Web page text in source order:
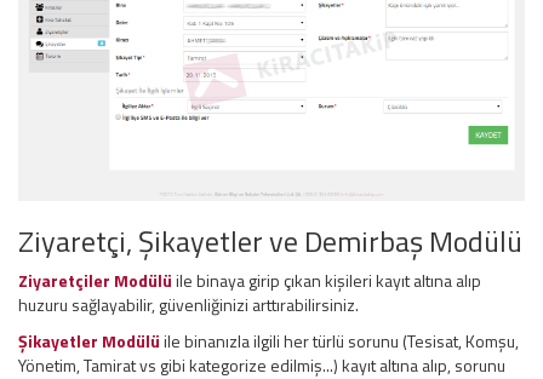
Ziyaretçi, Şikayetler ve Demirbaş Modülü
Ziyaretçiler Modülüile binaya girip çıkan kişileri kayıt altına alıp
huzuru sağlayabilir, güvenliğinizi arttırabilirsiniz.
Şikayetler Modülüile binanızla ilgili her türlü sorunu (Tesisat, Komşu,
Yönetim, Tamirat vs gibi kategorize edilmiş...) kayıt altına alıp, sorunu